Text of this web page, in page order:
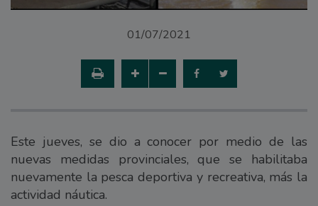
01/07/2021
Este jueves, se dio a conocer por medio de las
nuevas medidas provinciales, que se habilitaba
nuevamente la pesca deportiva y recreativa, más la
actividad náutica.